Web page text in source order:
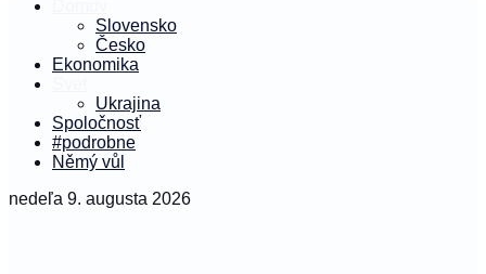
Slovensko
Česko
Ekonomika
Ukrajina
Spoločnosť
#podrobne
Němý vůl
nedeľa 9. augusta 2026